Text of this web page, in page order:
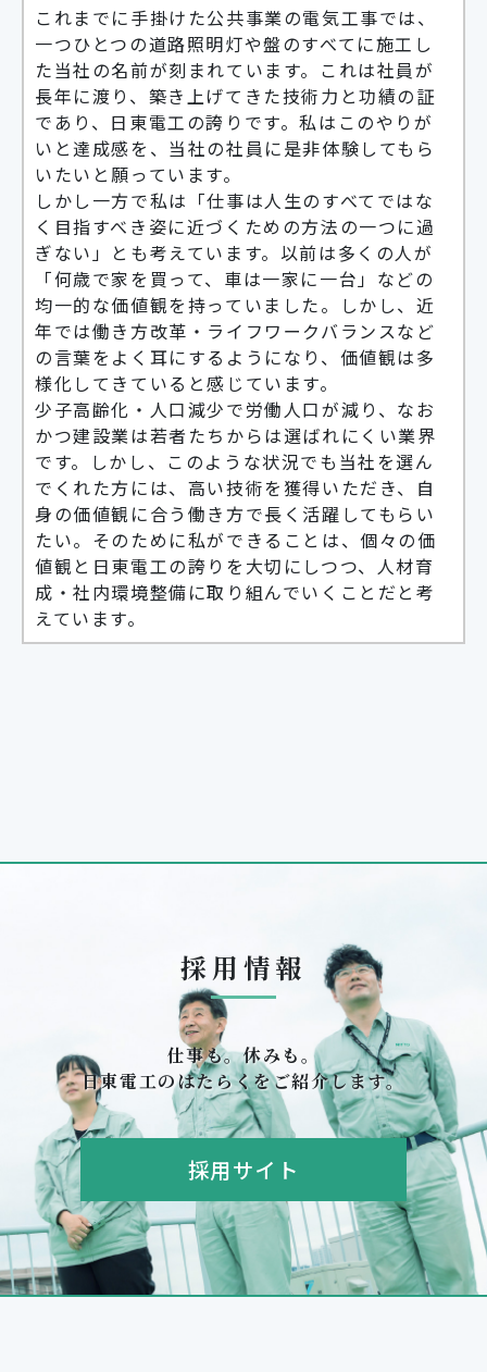
これまでに手掛けた公共事業の電気工事では、
一つひとつの道路照明灯や盤のすべてに施工し
た当社の名前が刻まれています。これは社員が
長年に渡り、築き上げてきた技術力と功績の証
であり、日東電工の誇りです。私はこのやりが
いと達成感を、当社の社員に是非体験してもら
いたいと願っています。
しかし一方で私は「仕事は人生のすべてではな
く目指すべき姿に近づくための方法の一つに過
ぎない」とも考えています。以前は多くの人が
「何歳で家を買って、車は一家に一台」などの
均一的な価値観を持っていました。しかし、近
年では働き方改革・ライフワークバランスなど
の言葉をよく耳にするようになり、価値観は多
様化してきていると感じています。
少子高齢化・人口減少で労働人口が減り、なお
かつ建設業は若者たちからは選ばれにくい業界
です。しかし、このような状況でも当社を選ん
でくれた方には、高い技術を獲得いただき、自
身の価値観に合う働き方で長く活躍してもらい
たい。そのために私ができることは、個々の価
値観と日東電工の誇りを大切にしつつ、人材育
成・社内環境整備に取り組んでいくことだと考
えています。
採用情報
仕事も。休みも。
日東電工のはたらくをご紹介します。
採用サイト